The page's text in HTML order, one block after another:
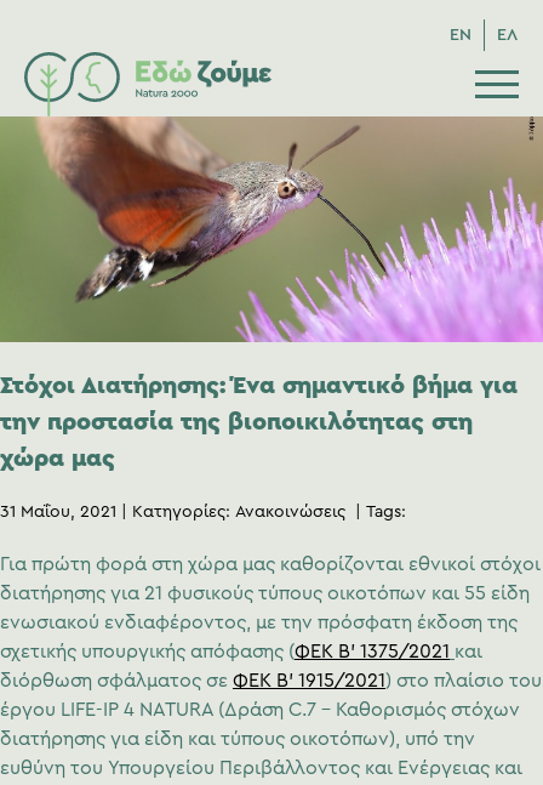
EN ΕΛ
Στόχοι Διατήρησης: Ένα σημαντικό βήμα για
την προστασία της βιοποικιλότητας στη
χώρα μας
31 Μαΐου, 2021 Κατηγορίες: Ανακοινώσεις Tags:
Για πρώτη φορά στη χώρα μας καθορίζονται εθνικοί στόχοι
διατήρησης για 21 φυσικούς τύπους οικοτόπων και 55 είδη
ενωσιακού ενδιαφέροντος, με την πρόσφατη έκδοση της
σχετικής υπουργικής απόφασης (ΦΕΚ B’ 1375/2021 και
διόρθωση σφάλματος σε ΦΕΚ B’ 1915/2021 ) στο πλαίσιο του
έργου LIFE-IP 4 NATURA (Δράση C.7 – Καθορισμός στόχων
διατήρησης για είδη και τύπους οικοτόπων), υπό την
ευθύνη του Υπουργείου Περιβάλλοντος και Ενέργειας και